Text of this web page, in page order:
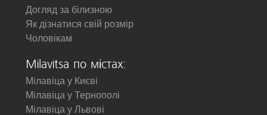
Догляд за білизною
Як дізнатися свій розмір
Чоловікам
Milavitsa по містах:
Мілавіца у Києві
Мілавіца у Тернополі
Мілавіца у Львові